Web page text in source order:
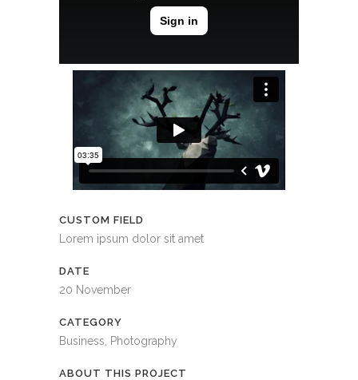
CUSTOM FIELD
Lorem ipsum dolor sit amet
DATE
20 November
CATEGORY
Business, Photography
ABOUT THIS PROJECT